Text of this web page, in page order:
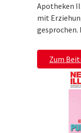
Apotheken
mit
Zum